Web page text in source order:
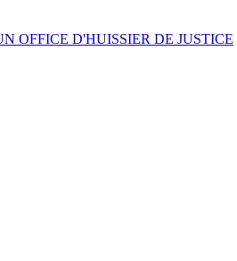
OFFICE D'HUISSIER DE JUSTICE